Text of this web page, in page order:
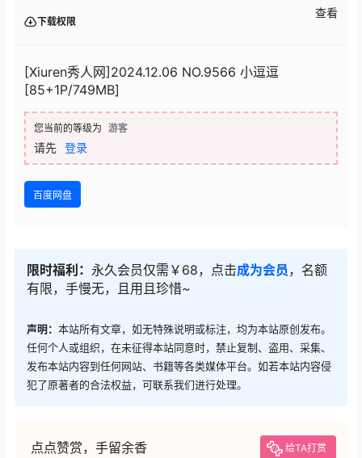
下载权限
查看
[Xiuren秀人网]2024.12.06 NO.9566 小逗逗
[85+1P/749MB]
您当前的等级为 游客
请先 登录
百度网盘
限时福利： 永久会员仅需￥68，点击成为会员，名额
有限，手慢无，且用且珍惜~
声明： 本站所有文章，如无特殊说明或标注，均为本站原创发布。
任何个人或组织，在未征得本站同意时，禁止复制、盗用、采集、
发布本站内容到任何网站、书籍等各类媒体平台。如若本站内容侵
犯了原著者的合法权益，可联系我们进行处理。
点点赞赏，手留余香 给TA打赏